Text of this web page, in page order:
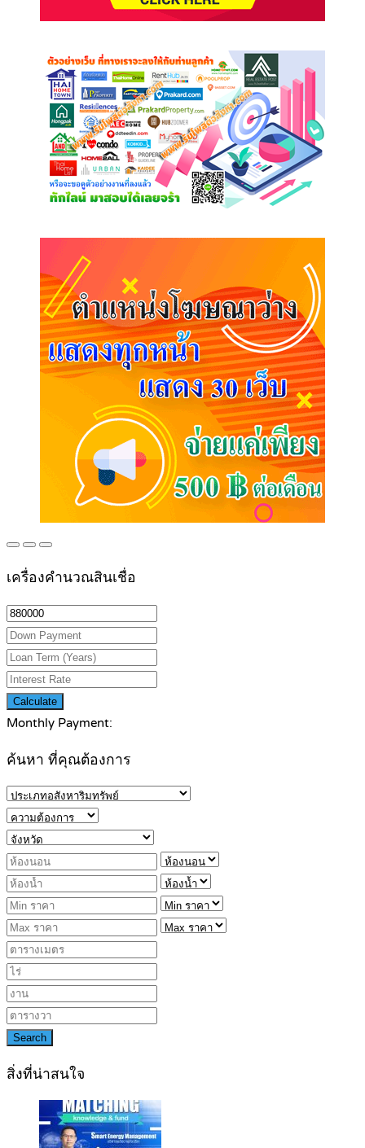
เครื่องคำนวณสินเชื่อ
Calculate
Monthly Payment:
ค้นหา ที่คุณต้องการ
Search
สิ่งที่น่าสนใจ